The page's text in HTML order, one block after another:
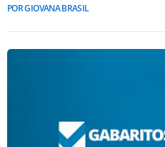
POR GIOVANA BRASIL